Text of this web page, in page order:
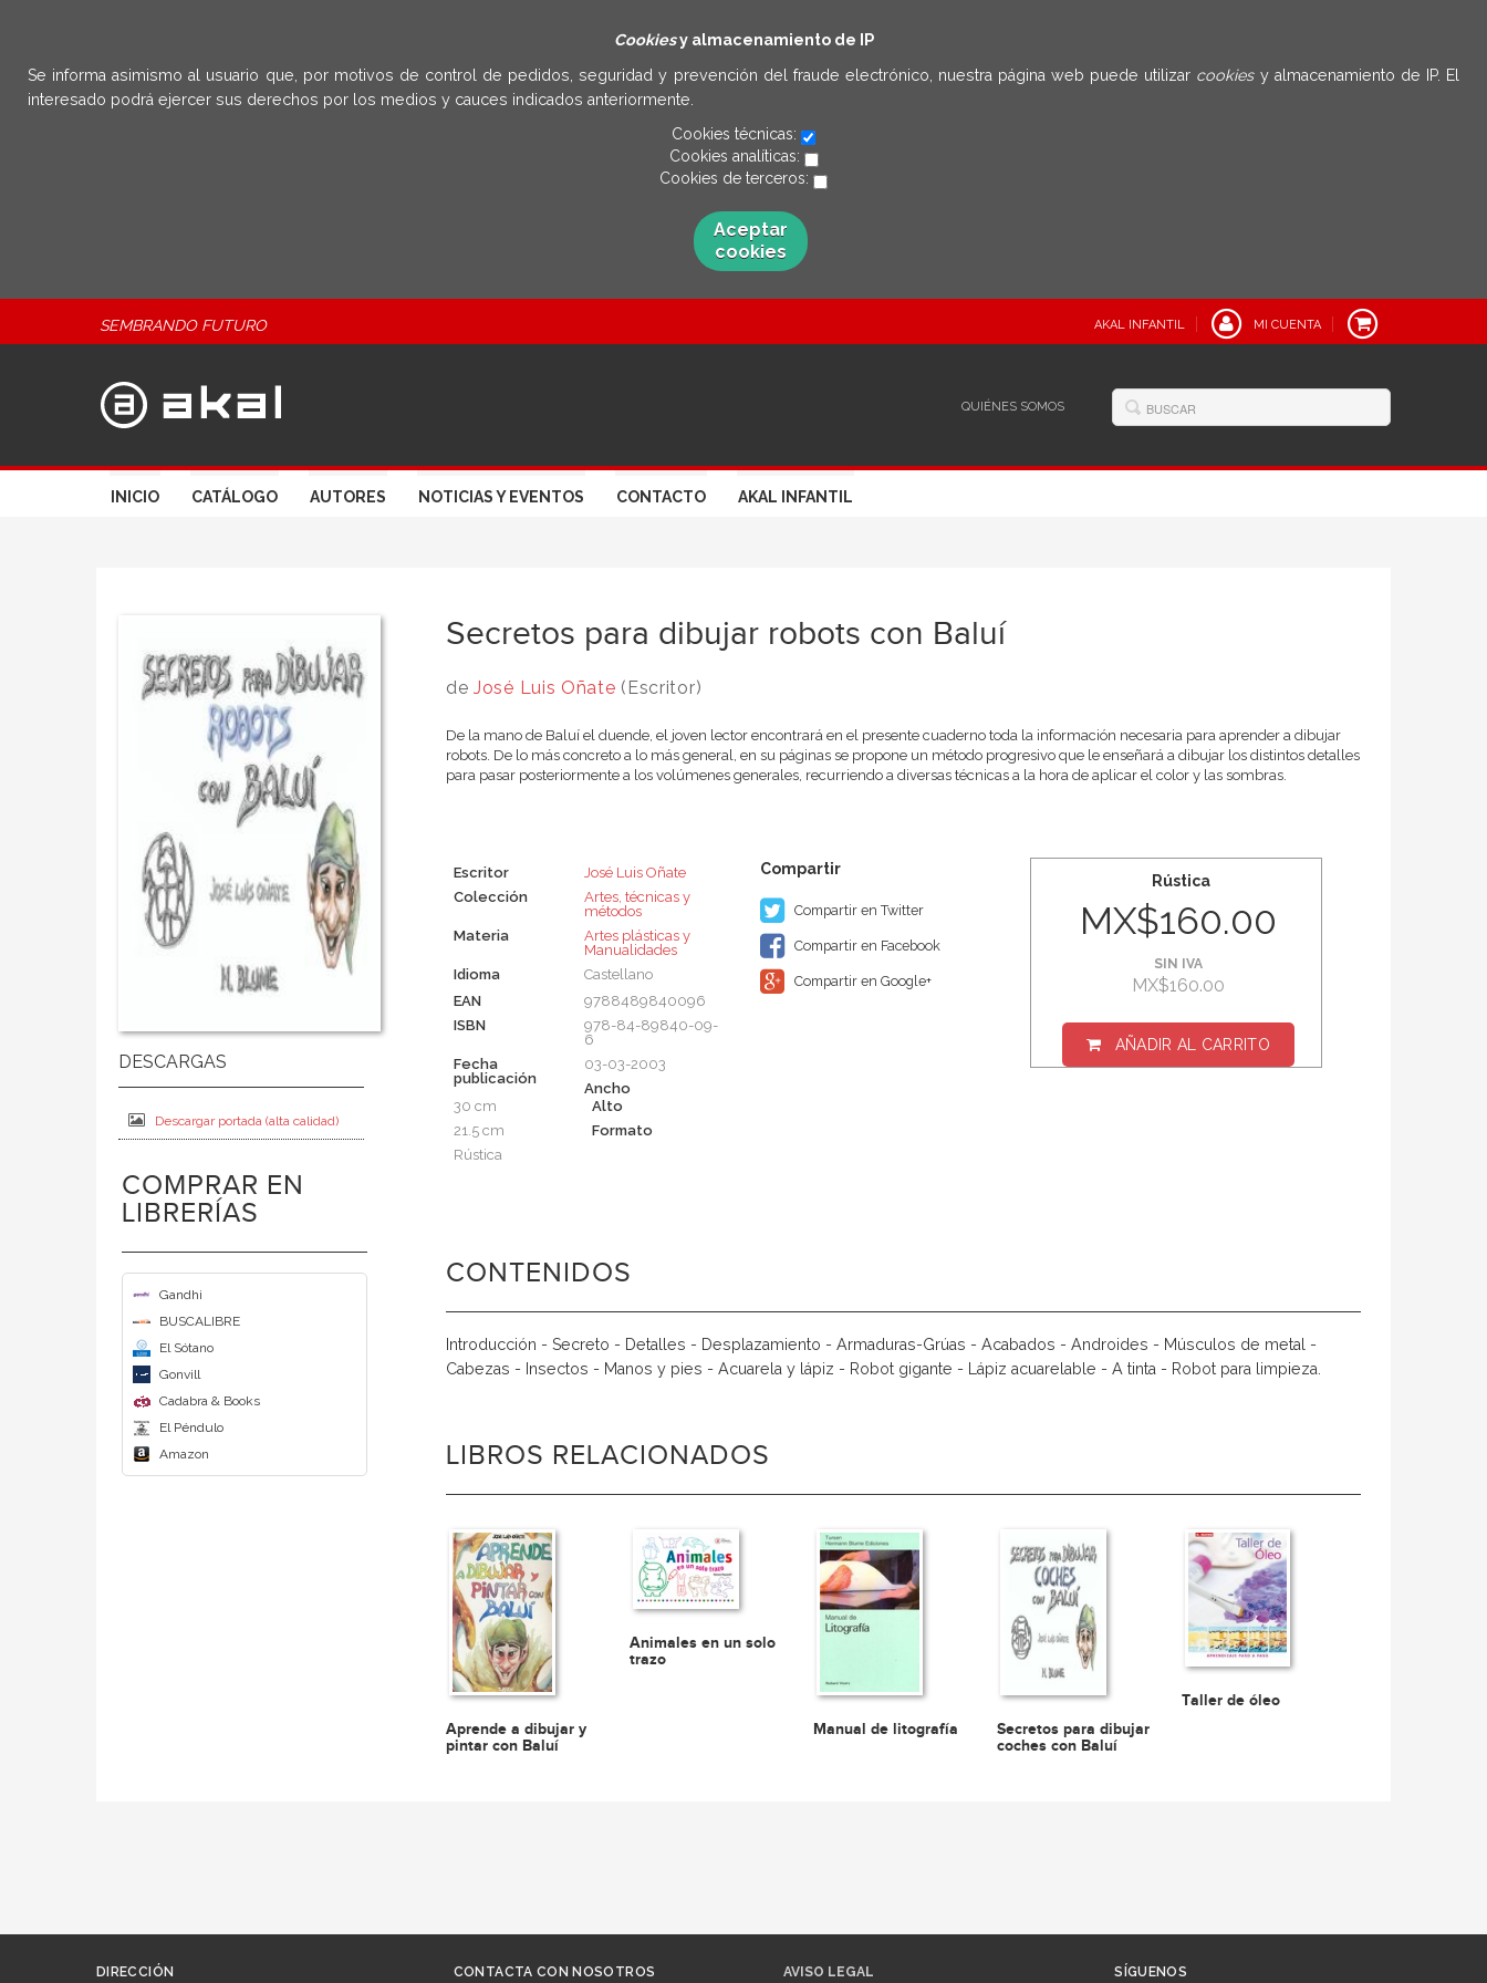
Cookiesy almacenamiento de IP
Se informa asimismo al usuario que, por motivos de control de pedidos, seguridad y prevención del fraude electrónico, nuestra página web puede utilizar cookies y almacenamiento de IP. El
interesado podrá ejercer sus derechos por los medios y cauces indicados anteriormente.
Cookies técnicas:
Cookies analíticas:
Cookies de terceros:
Aceptar
cookies
SEMBRANDO FUTURO AKAL INFANTIL MI CUENTA
QUIÉNES SOMOS
INICIO CATÁLOGO AUTORES NOTICIAS Y EVENTOS CONTACTO AKAL INFANTIL
Descargar portada (alta calidad)
COMPRAR EN
LIBRERÍAS
Gandhi
BUSCALIBRE
El Sótano
Gonvill
Cadabra & Books
El Péndulo
Amazon
Secretos para dibujar robots con Baluí
deJosé Luis Oñate (Escritor)
De la mano de Baluí el duende, el joven lector encontrará en el presente cuaderno toda la información necesaria para aprender a dibujar
robots. De lo más concreto a lo más general, en su páginas se propone un método progresivo que le enseñará a dibujar los distintos detalles
para pasar posteriormente a los volúmenes generales, recurriendo a diversas técnicas a la hora de aplicar el color y las sombras.
Escritor
José Luis Oñate
Colección
Artes, técnicas y
métodos
Materia
Artes plásticas y
Manualidades
Idioma
Castellano
EAN
9788489840096
ISBN
978-84-89840-09-
6
Fecha
publicación
03-03-2003
Ancho
30 cm
Alto
21.5 cm
Formato
Rústica
Compartir en Twitter
Compartir en Facebook
Compartir en Google+
Rústica
MX$160.00
SIN IVA
MX$160.00
AÑADIR AL CARRITO
CONTENIDOS
Introducción - Secreto - Detalles - Desplazamiento - Armaduras-Grúas - Acabados - Androides - Músculos de metal -
Cabezas - Insectos - Manos y pies - Acuarela y lápiz - Robot gigante - Lápiz acuarelable - A tinta - Robot para limpieza.
LIBROS RELACIONADOS
Aprende a dibujar y
pintar con Baluí
Animales en un solo
trazo
Manual de litografía
Secretos para dibujar
coches con Baluí
Taller de óleo
DIRECCIÓN CONTACTA CON NOSOTROS AVISO LEGAL SÍGUENOS